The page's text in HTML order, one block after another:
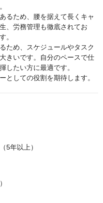
るため、腰を据えて長くキャ
、労務管理も徹底されてお
。
ため、スケジュールやタスク
きいです。自分のペースで仕
したい方に最適です。
としての役割を期待します。
5年以上）